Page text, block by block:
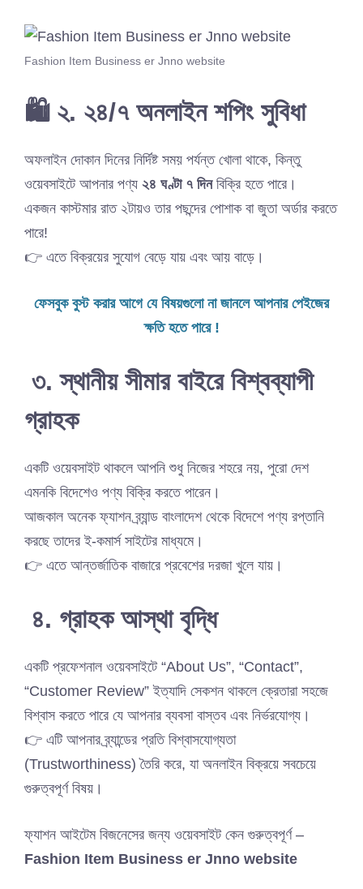
Fashion Item Business er Jnno website
🛍️ ২. ২৪/৭ অনলাইন শপিং সুবিধা
অফলাইন দোকান দিনের নির্দিষ্ট সময় পর্যন্ত খোলা থাকে, কিন্তু
ওয়েবসাইটে আপনার পণ্য ২৪ ঘণ্টা ৭ দিনবিক্রি হতে পারে।
একজন কাস্টমার রাত ২টায়ও তার পছন্দের পোশাক বা জুতা অর্ডার করতে
পারে!
👉 এতে বিক্রয়ের সুযোগ বেড়ে যায় এবং আয় বাড়ে।
ফেসবুক বুস্ট করার আগে যে বিষয়গুলো না জানলে আপনার পেইজের
ক্ষতি হতে পারে !
৩. স্থানীয় সীমার বাইরে বিশ্বব্যাপী
গ্রাহক
একটি ওয়েবসাইট থাকলে আপনি শুধু নিজের শহরে নয়, পুরো দেশ
এমনকি বিদেশেও পণ্য বিক্রি করতে পারেন।
আজকাল অনেক ফ্যাশন ব্র্যান্ড বাংলাদেশ থেকে বিদেশে পণ্য রপ্তানি
করছে তাদের ই-কমার্স সাইটের মাধ্যমে।
👉 এতে আন্তর্জাতিক বাজারে প্রবেশের দরজা খুলে যায়।
৪. গ্রাহক আস্থা বৃদ্ধি
একটি প্রফেশনাল ওয়েবসাইটে “About Us”, “Contact”,
“Customer Review” ইত্যাদি সেকশন থাকলে ক্রেতারা সহজে
বিশ্বাস করতে পারে যে আপনার ব্যবসা বাস্তব এবং নির্ভরযোগ্য।
👉 এটি আপনার ব্র্যান্ডের প্রতি বিশ্বাসযোগ্যতা
(Trustworthiness) তৈরি করে, যা অনলাইন বিক্রয়ে সবচেয়ে
গুরুত্বপূর্ণ বিষয়।
ফ্যাশন আইটেম বিজনেসের জন্য ওয়েবসাইট কেন গুরুত্বপূর্ণ –
Fashion Item Business er Jnno website